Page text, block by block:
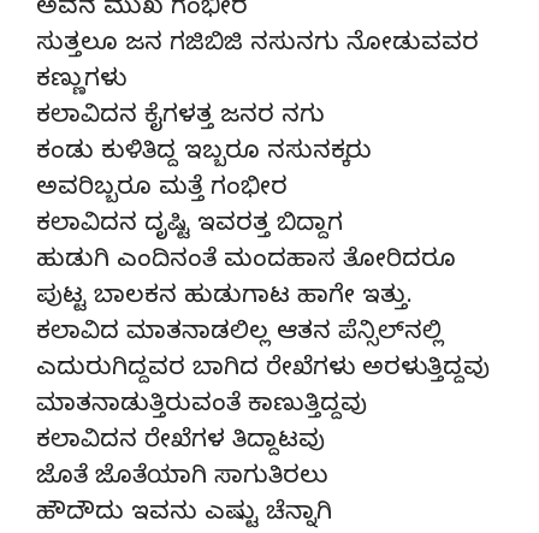
ಅವನ ಮುಖ ಗಂಭೀರ
ಸುತ್ತಲೂ ಜನ ಗಜಿಬಿಜಿ ನಸುನಗು ನೋಡುವವರ
ಕಣ್ಣುಗಳು
ಕಲಾವಿದನ ಕೈಗಳತ್ತ ಜನರ ನಗು
ಕಂಡು ಕುಳಿತಿದ್ದ ಇಬ್ಬರೂ ನಸುನಕ್ಕರು
ಅವರಿಬ್ಬರೂ ಮತ್ತೆ ಗಂಭೀರ
ಕಲಾವಿದನ ದೃಷ್ಟಿ ಇವರತ್ತ ಬಿದ್ದಾಗ
ಹುಡುಗಿ ಎಂದಿನಂತೆ ಮಂದಹಾಸ ತೋರಿದರೂ
ಪುಟ್ಟ ಬಾಲಕನ ಹುಡುಗಾಟ ಹಾಗೇ ಇತ್ತು.
ಕಲಾವಿದ ಮಾತನಾಡಲಿಲ್ಲ ಆತನ ಪೆನ್ಸಿಲ್‍ನಲ್ಲಿ
ಎದುರುಗಿದ್ದವರ ಬಾಗಿದ ರೇಖೆಗಳು ಅರಳುತ್ತಿದ್ದವು
ಮಾತನಾಡುತ್ತಿರುವಂತೆ ಕಾಣುತ್ತಿದ್ದವು
ಕಲಾವಿದನ ರೇಖೆಗಳ ತಿದ್ದಾಟವು
ಜೊತೆ ಜೊತೆಯಾಗಿ ಸಾಗುತಿರಲು
ಹೌದೌದು ಇವನು ಎಷ್ಟು ಚೆನ್ನಾಗಿ